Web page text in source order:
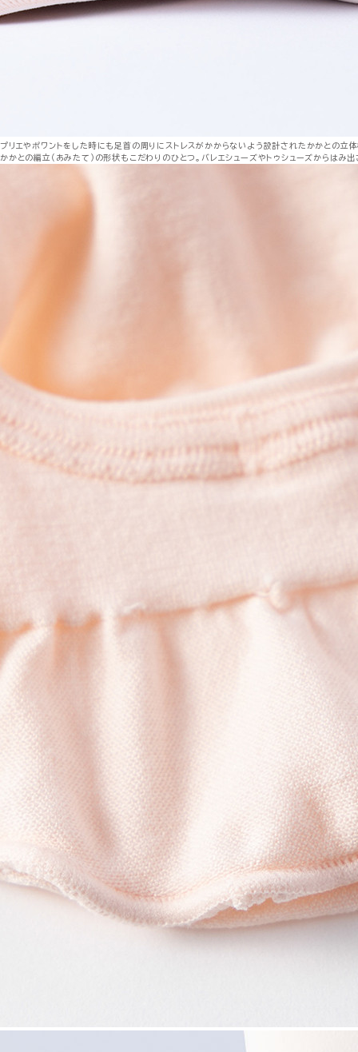
プリエやポワントをした時にも足首の周りにストレスがかからないよう設計されたかかとの
かかとの編立（あみたて）の形状もこだわりのひとつ。バレエシューズやトゥシューズからはみ